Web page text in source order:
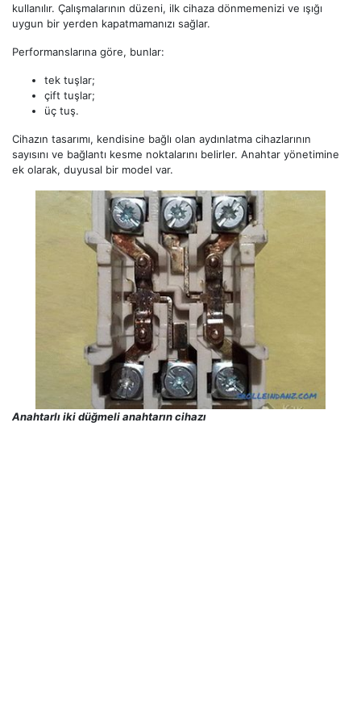
kullanılır. Çalışmalarının düzeni, ilk cihaza dönmemenizi ve ışığı
uygun bir yerden kapatmamanızı sağlar.
Performanslarına göre, bunlar:
tek tuşlar;
çift tuşlar;
üç tuş.
Cihazın tasarımı, kendisine bağlı olan aydınlatma cihazlarının
sayısını ve bağlantı kesme noktalarını belirler. Anahtar yönetimine
ek olarak, duyusal bir model var.
Anahtarlı iki düğmeli anahtarın cihazı